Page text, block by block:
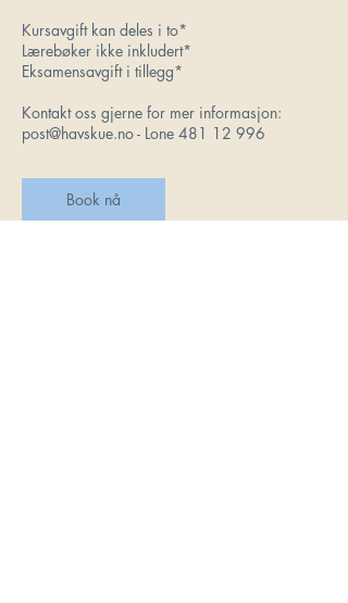
Kursavgift kan deles i to*
Lærebøker ikke inkludert*
Eksamensavgift i tillegg*
Kontakt oss gjerne for mer informasjon:
post@havskue.no - Lone 481 12 996
Book nå